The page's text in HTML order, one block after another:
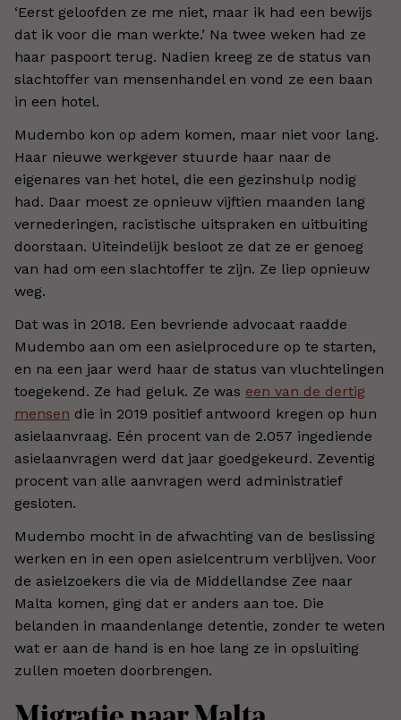
‘Eerst geloofden ze me niet, maar ik had een bewijs
dat ik voor die man werkte.’ Na twee weken had ze
haar paspoort terug. Nadien kreeg ze de status van
slachtoffer van mensenhandel en vond ze een baan
in een hotel.
Mudembo kon op adem komen, maar niet voor lang.
Haar nieuwe werkgever stuurde haar naar de
eigenares van het hotel, die een gezinshulp nodig
had. Daar moest ze opnieuw vijftien maanden lang
vernederingen, racistische uitspraken en uitbuiting
doorstaan. Uiteindelijk besloot ze dat ze er genoeg
van had om een slachtoffer te zijn. Ze liep opnieuw
weg.
Dat was in 2018. Een bevriende advocaat raadde
Mudembo aan om een asielprocedure op te starten,
en na een jaar werd haar de status van vluchtelingen
toegekend. Ze had geluk. Ze was een van de dertig
mensen die in 2019 positief antwoord kregen op hun
asielaanvraag. Eén procent van de 2.057 ingediende
asielaanvragen werd dat jaar goedgekeurd. Zeventig
procent van alle aanvragen werd administratief
gesloten.
Mudembo mocht in de afwachting van de beslissing
werken en in een open asielcentrum verblijven. Voor
de asielzoekers die via de Middellandse Zee naar
Malta komen, ging dat er anders aan toe. Die
belanden in maandenlange detentie, zonder te weten
wat er aan de hand is en hoe lang ze in opsluiting
zullen moeten doorbrengen.